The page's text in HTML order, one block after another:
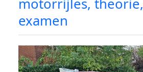
examen